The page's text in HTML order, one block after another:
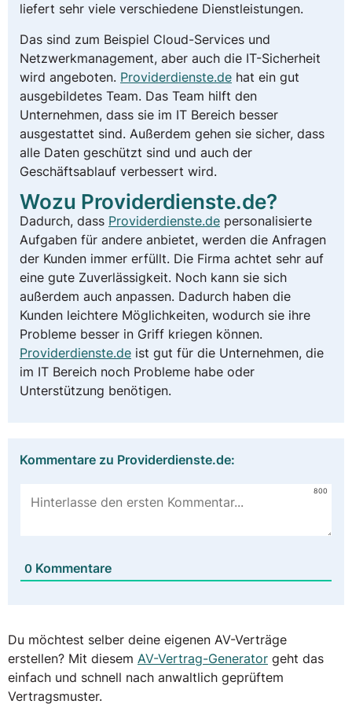
liefert sehr viele verschiedene Dienstleistungen.
Das sind zum Beispiel Cloud-Services und
Netzwerkmanagement, aber auch die IT-Sicherheit
wird angeboten. Providerdienste.de hat ein gut
ausgebildetes Team. Das Team hilft den
Unternehmen, dass sie im IT Bereich besser
ausgestattet sind. Außerdem gehen sie sicher, dass
alle Daten geschützt sind und auch der
Geschäftsablauf verbessert wird.
Wozu Providerdienste.de?
Dadurch, dass Providerdienste.de personalisierte
Aufgaben für andere anbietet, werden die Anfragen
der Kunden immer erfüllt. Die Firma achtet sehr auf
eine gute Zuverlässigkeit. Noch kann sie sich
außerdem auch anpassen. Dadurch haben die
Kunden leichtere Möglichkeiten, wodurch sie ihre
Probleme besser in Griff kriegen können.
Providerdienste.de ist gut für die Unternehmen, die
im IT Bereich noch Probleme habe oder
Unterstützung benötigen.
Kommentare zu Providerdienste.de:
800
0 Kommentare
Du möchtest selber deine eigenen AV-Verträge
erstellen? Mit diesem AV-Vertrag-Generator geht das
einfach und schnell nach anwaltlich geprüftem
Vertragsmuster.